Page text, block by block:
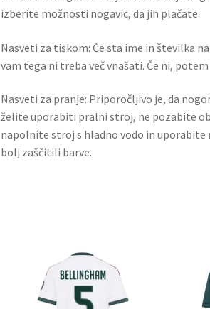
izberite možnosti nogavic, da jih plačate.
Nasveti za tiskom: Če sta ime in številka
vam tega ni treba več vnašati. Če ni,
Nasveti za pranje: Priporočljivo je, da
želite uporabiti pralni stroj, ne pozabite
napolnite stroj s hladno vodo in uporabite
bolj zaščitili barve.